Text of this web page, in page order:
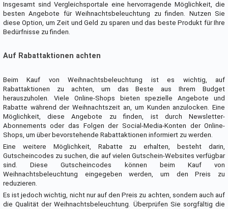
Insgesamt sind Vergleichsportale eine hervorragende Möglichkeit, die
besten Angebote für Weihnachtsbeleuchtung zu finden. Nutzen Sie
diese Option, um Zeit und Geld zu sparen und das beste Produkt für Ihre
Bedürfnisse zu finden.
Auf Rabattaktionen achten
Beim Kauf von Weihnachtsbeleuchtung ist es wichtig, auf
Rabattaktionen zu achten, um das Beste aus Ihrem Budget
herauszuholen. Viele Online-Shops bieten spezielle Angebote und
Rabatte während der Weihnachtszeit an, um Kunden anzulocken. Eine
Möglichkeit, diese Angebote zu finden, ist durch Newsletter-
Abonnements oder das Folgen der Social-Media-Konten der Online-
Shops, um über bevorstehende Rabattaktionen informiert zu werden.
Eine weitere Möglichkeit, Rabatte zu erhalten, besteht darin,
Gutscheincodes zu suchen, die auf vielen Gutschein-Websites verfügbar
sind. Diese Gutscheincodes können beim Kauf von
Weihnachtsbeleuchtung eingegeben werden, um den Preis zu
reduzieren.
Es ist jedoch wichtig, nicht nur auf den Preis zu achten, sondern auch auf
die Qualität der Weihnachtsbeleuchtung. Überprüfen Sie sorgfältig die